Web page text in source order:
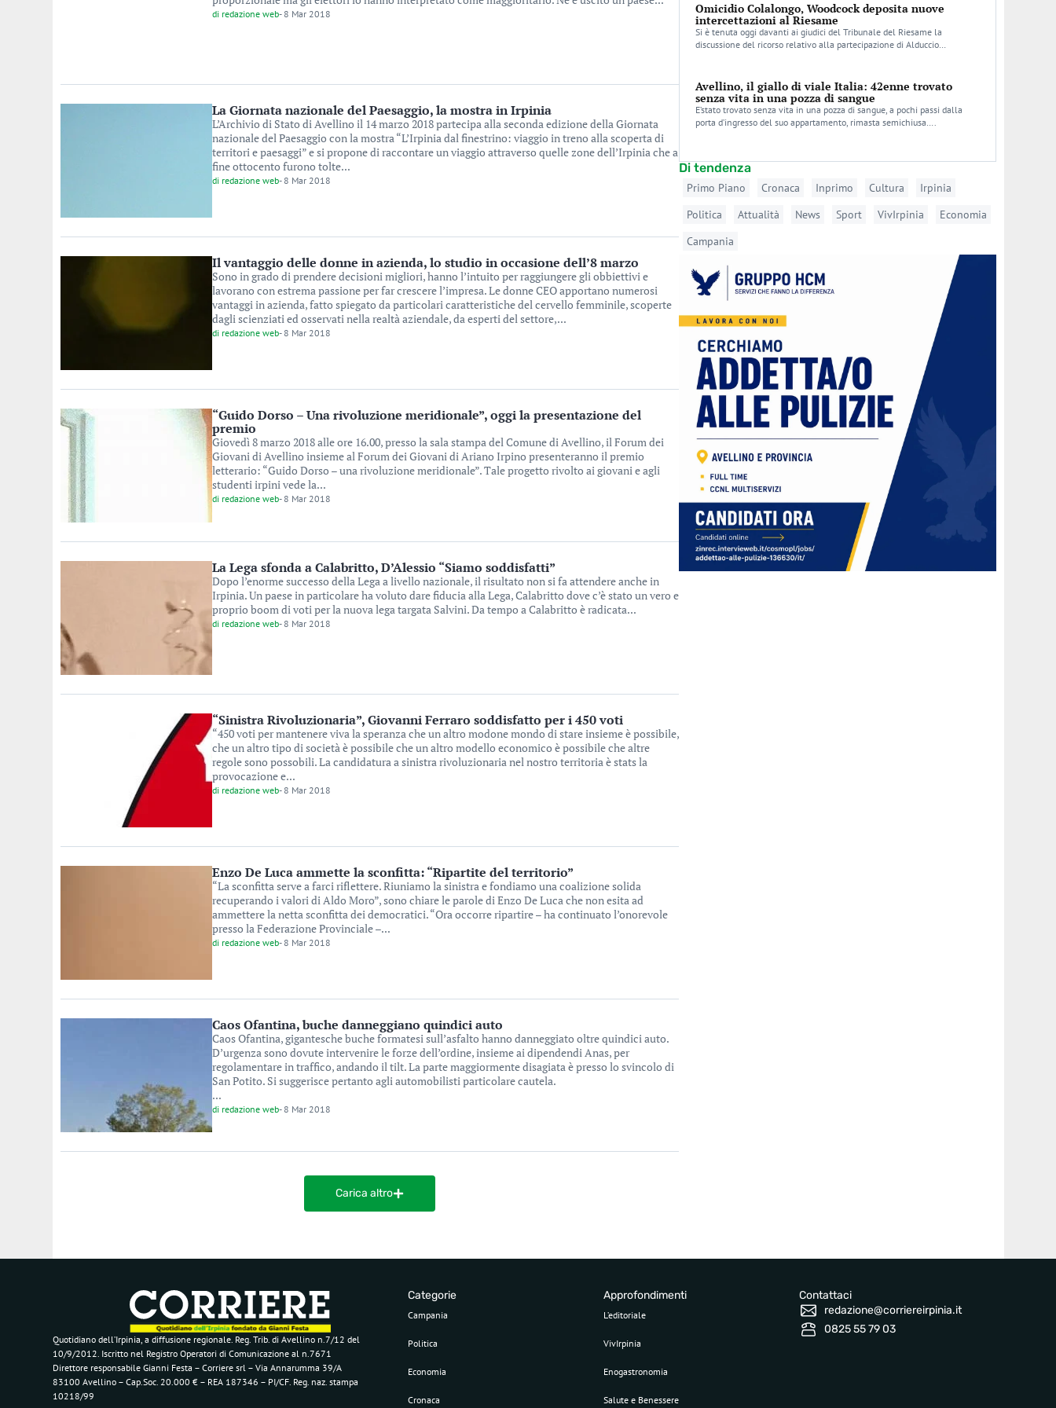
di redazione web- 8 Mar 2018
La Giornata nazionale del Paesaggio, la mostra in Irpinia
L’Archivio di Stato di Avellino il 14 marzo 2018 partecipa alla seconda edizione della Giornata
nazionale del Paesaggio con la mostra “L’Irpinia dal finestrino: viaggio in treno alla scoperta di
territori e paesaggi” e si propone di raccontare un viaggio attraverso quelle zone dell’Irpinia che a
fine ottocento furono tolte...
di redazione web- 8 Mar 2018
Il vantaggio delle donne in azienda, lo studio in occasione dell’8 marzo
Sono in grado di prendere decisioni migliori, hanno l’intuito per raggiungere gli obbiettivi e
lavorano con estrema passione per far crescere l’impresa. Le donne CEO apportano numerosi
vantaggi in azienda, fatto spiegato da particolari caratteristiche del cervello femminile, scoperte
dagli scienziati ed osservati nella realtà aziendale, da esperti del settore,...
di redazione web- 8 Mar 2018
“Guido Dorso – Una rivoluzione meridionale”, oggi la presentazione del
premio
Giovedì 8 marzo 2018 alle ore 16.00, presso la sala stampa del Comune di Avellino, il Forum dei
Giovani di Avellino insieme al Forum dei Giovani di Ariano Irpino presenteranno il premio
letterario: “Guido Dorso – una rivoluzione meridionale”. Tale progetto rivolto ai giovani e agli
studenti irpini vede la...
di redazione web- 8 Mar 2018
La Lega sfonda a Calabritto, D’Alessio “Siamo soddisfatti”
Dopo l’enorme successo della Lega a livello nazionale, il risultato non si fa attendere anche in
Irpinia. Un paese in particolare ha voluto dare fiducia alla Lega, Calabritto dove c’è stato un vero e
proprio boom di voti per la nuova lega targata Salvini. Da tempo a Calabritto è radicata...
di redazione web- 8 Mar 2018
“Sinistra Rivoluzionaria”, Giovanni Ferraro soddisfatto per i 450 voti
“450 voti per mantenere viva la speranza che un altro modone mondo di stare insieme è possibile,
che un altro tipo di società è possibile che un altro modello economico è possibile che altre
regole sono possobili. La candidatura a sinistra rivoluzionaria nel nostro territoria è stats la
provocazione e...
di redazione web- 8 Mar 2018
Enzo De Luca ammette la sconfitta: “Ripartite del territorio”
“La sconfitta serve a farci riflettere. Riuniamo la sinistra e fondiamo una coalizione solida
recuperando i valori di Aldo Moro”, sono chiare le parole di Enzo De Luca che non esita ad
ammettere la netta sconfitta dei democratici. “Ora occorre ripartire – ha continuato l’onorevole
presso la Federazione Provinciale –...
di redazione web- 8 Mar 2018
Caos Ofantina, buche danneggiano quindici auto
Caos Ofantina, gigantesche buche formatesi sull’asfalto hanno danneggiato oltre quindici auto.
D’urgenza sono dovute intervenire le forze dell’ordine, insieme ai dipendendi Anas, per
regolamentare in traffico, andando il tilt. La parte maggiormente disagiata è presso lo svincolo di
San Potito. Si suggerisce pertanto agli automobilisti particolare cautela.
...
di redazione web- 8 Mar 2018
Carica altro
Omicidio Colalongo, Woodcock deposita nuove
intercettazioni al Riesame
Si è tenuta oggi davanti ai giudici del Tribunale del Riesame la
discussione del ricorso relativo alla partecipazione di Alduccio…
Avellino, il giallo di viale Italia: 42enne trovato
senza vita in una pozza di sangue
E’stato trovato senza vita in una pozza di sangue, a pochi passi dalla
porta d’ingresso del suo appartamento, rimasta semichiusa….
Di tendenza
Primo Piano Cronaca Inprimo Cultura
Irpinia
Politica
Attualità News Sport VivIrpinia
Economia
Campania
Quotidiano dell’Irpinia, a diffusione regionale. Reg. Trib. di Avellino n.7/12 del
10/9/2012. Iscritto nel Registro Operatori di Comunicazione al n.7671
Direttore responsabile Gianni Festa – Corriere srl – Via Annarumma 39/A
83100 Avellino – Cap.Soc. 20.000 € – REA 187346 – PI/CF. Reg. naz. stampa
10218/99
Categorie
Campania
Politica
Economia
Cronaca
Approfondimenti
L’editoriale
VivIrpinia
Enogastronomia
Salute e Benessere
Contattaci
redazione@corriereirpinia.it
0825 55 79 03